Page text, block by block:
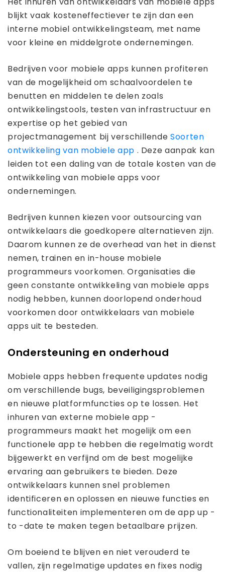
blijkt vaak kosteneffectiever te zijn dan een
interne mobiel ontwikkelingsteam, met name
voor kleine en middelgrote ondernemingen.
Bedrijven voor mobiele apps kunnen profiteren
van de mogelijkheid om schaalvoordelen te
benutten en middelen te delen zoals
ontwikkelingstools, testen van infrastructuur en
expertise op het gebied van
projectmanagement bij verschillendeSoorten
ontwikkeling van mobiele app . Deze aanpak kan
leiden tot een daling van de totale kosten van de
ontwikkeling van mobiele apps voor
ondernemingen.
Bedrijven kunnen kiezen voor outsourcing van
ontwikkelaars die goedkopere alternatieven zijn.
Daarom kunnen ze de overhead van het in dienst
nemen, trainen en in-house mobiele
programmeurs voorkomen. Organisaties die
geen constante ontwikkeling van mobiele apps
nodig hebben, kunnen doorlopend onderhoud
voorkomen door ontwikkelaars van mobiele
apps uit te besteden.
Ondersteuning en onderhoud
Mobiele apps hebben frequente updates nodig
om verschillende bugs, beveiligingsproblemen
en nieuwe platformfuncties op te lossen. Het
inhuren van externe mobiele app -
programmeurs maakt het mogelijk om een ​​
functionele app te hebben die regelmatig wordt
bijgewerkt en verfijnd om de best mogelijke
ervaring aan gebruikers te bieden. Deze
ontwikkelaars kunnen snel problemen
identificeren en oplossen en nieuwe functies en
functionaliteiten implementeren om de app up -
to -date te maken tegen betaalbare prijzen.
Om boeiend te blijven en niet verouderd te
vallen, zijn regelmatige updates en fixes nodig